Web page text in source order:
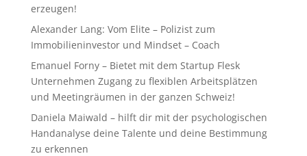
erzeugen!
Alexander Lang: Vom Elite – Polizist zum
Immobilieninvestor und Mindset – Coach
Emanuel Forny – Bietet mit dem Startup Flesk
Unternehmen Zugang zu flexiblen Arbeitsplätzen
und Meetingräumen in der ganzen Schweiz!
Daniela Maiwald – hilft dir mit der psychologischen
Handanalyse deine Talente und deine Bestimmung
zu erkennen